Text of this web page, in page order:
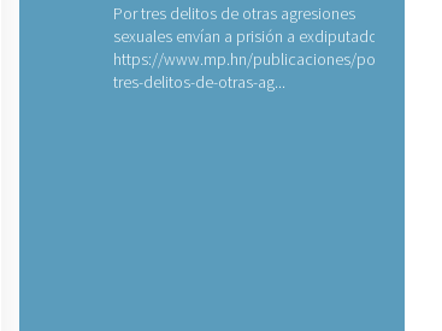
Por tres delitos de otras agresiones
sexuales envían a prisión a exdiputado
https://www.mp.hn/publicaciones/por-
tres-delitos-de-otras-ag...